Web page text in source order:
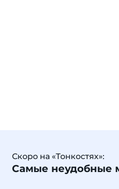
Скоро на «Тонкостях»:
Самые неудобные